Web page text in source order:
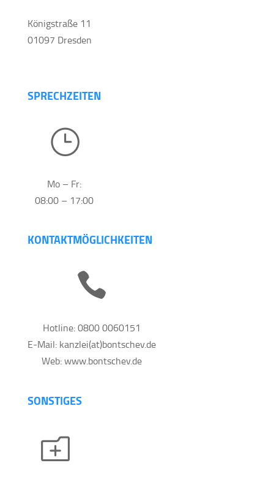
Königstraße 11
01097 Dresden
SPRECHZEITEN
}
Mo – Fr:
08:00 – 17:00
KONTAKTMÖGLICHKEITEN

Hotline: 0800 0060151
E-Mail: kanzlei(at)bontschev.de
Web: www.bontschev.de
SONSTIGES
o